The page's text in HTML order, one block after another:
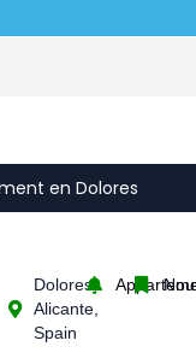
en Dolores
Dolores,
Alicante,
Spain